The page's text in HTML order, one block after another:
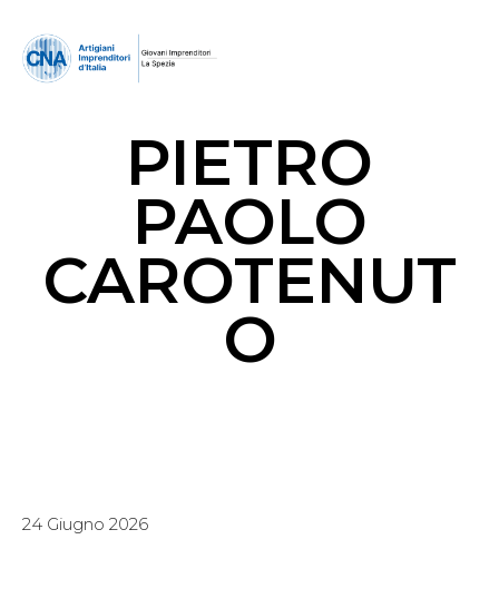
PIETRO
PAOLO
CAROTENUT
O
24 Giugno 2026